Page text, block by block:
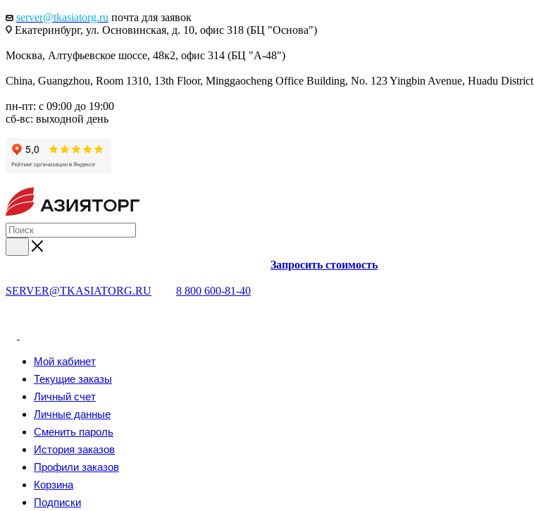
server@tkasiatorg.ru почта для заявок
Екатеринбург, ул. Основинская, д. 10, офис 318 (БЦ "Основа")
Москва, Алтуфьевское шоссе, 48к2, офис 314 (БЦ "А-48")
China, Guangzhou, Room 1310, 13th Floor, Minggaocheng Office Building, No. 123 Yingbin Avenue, Huadu District
пн-пт: с 09:00 до 19:00
сб-вс: выходной день
SERVER@TKASIATORG.RU 8 800 600-81-40
Запросить стоимость
Мой кабинет
Текущие заказы
Личный счет
Личные данные
Сменить пароль
История заказов
Профили заказов
Корзина
Подписки